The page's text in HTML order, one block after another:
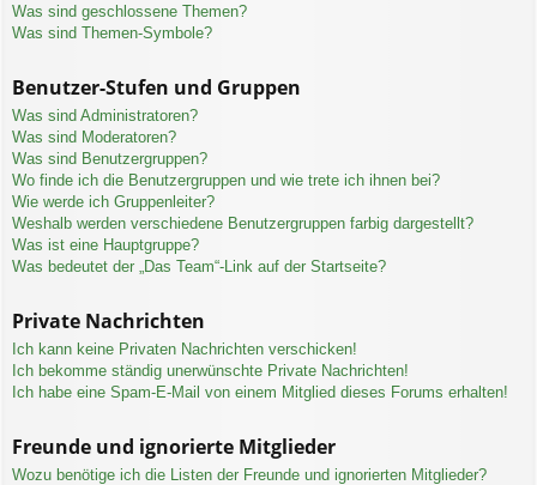
Was sind geschlossene Themen?
Was sind Themen-Symbole?
Benutzer-Stufen und Gruppen
Was sind Administratoren?
Was sind Moderatoren?
Was sind Benutzergruppen?
Wo finde ich die Benutzergruppen und wie trete ich ihnen bei?
Wie werde ich Gruppenleiter?
Weshalb werden verschiedene Benutzergruppen farbig dargestellt?
Was ist eine Hauptgruppe?
Was bedeutet der „Das Team“-Link auf der Startseite?
Private Nachrichten
Ich kann keine Privaten Nachrichten verschicken!
Ich bekomme ständig unerwünschte Private Nachrichten!
Ich habe eine Spam-E-Mail von einem Mitglied dieses Forums erhalten!
Freunde und ignorierte Mitglieder
Wozu benötige ich die Listen der Freunde und ignorierten Mitglieder?